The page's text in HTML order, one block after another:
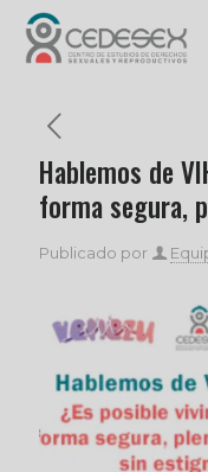
Hablemos de
forma segura,
Publicado por